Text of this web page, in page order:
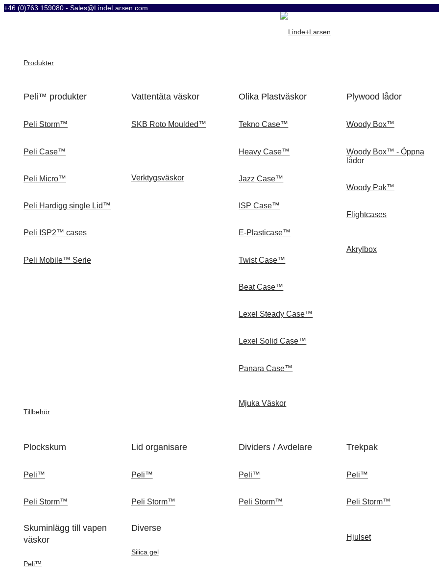
+46 (0)763 159080 - Sales@LindeLarsen.com
Produkter
Peli™ produkter
Peli Storm™
Peli Case™
Peli Micro™
Peli Hardigg single Lid™
Peli ISP2™ cases
Peli Mobile™ Serie
Vattentäta väskor
SKB Roto Moulded™
Verktygsväskor
Olika Plastväskor
Tekno Case™
Heavy Case™
Jazz Case™
ISP Case™
E-Plasticase™
Twist Case™
Beat Case™
Lexel Steady Case™
Lexel Solid Case™
Panara Case™
Mjuka Väskor
Plywood lådor
Woody Box™
Woody Box™ - Öppna
lådor
Woody Pak™
Flightcases
Akrylbox
Tillbehör
Plockskum
Peli™
Peli Storm™
Skuminlägg till vapen
väskor
Peli™
Lid organisare
Peli™
Peli Storm™
Diverse
Silica gel
Dividers / Avdelare
Peli™
Peli Storm™
Trekpak
Peli™
Peli Storm™
Hjulset